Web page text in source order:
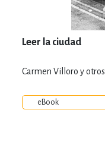
Leer la ciudad
Carmen Villoro y otros
eBook